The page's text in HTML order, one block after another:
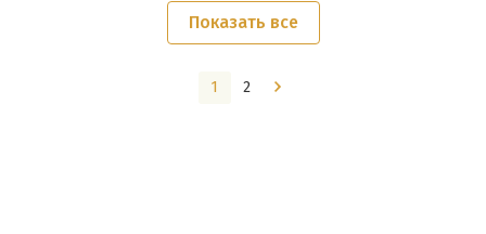
Показать все
1 2